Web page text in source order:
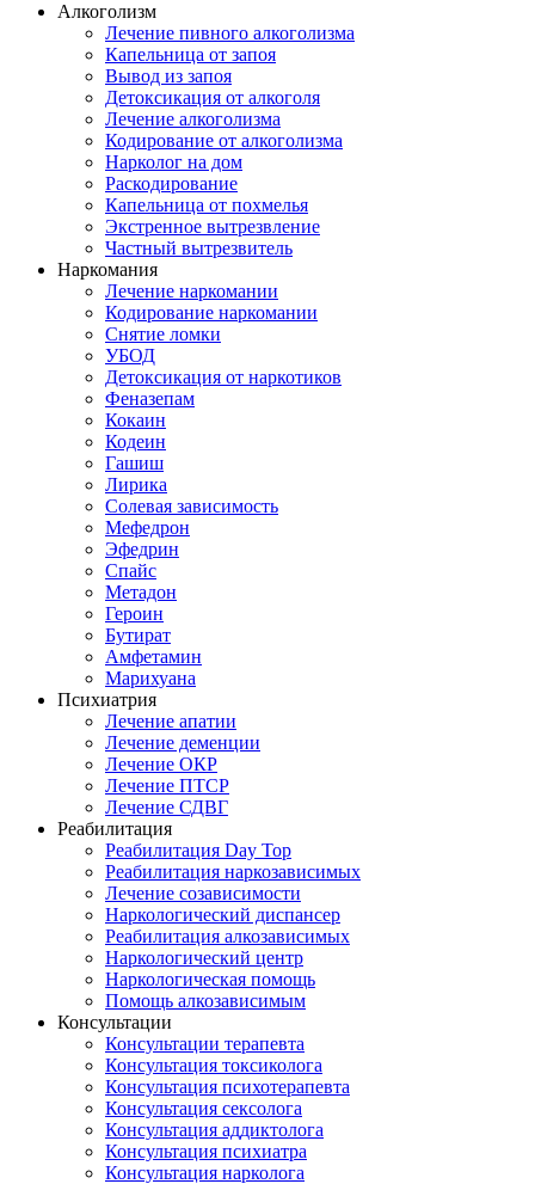
Алкоголизм
Лечение пивного алкоголизма
Капельница от запоя
Вывод из запоя
Детоксикация от алкоголя
Лечение алкоголизма
Кодирование от алкоголизма
Нарколог на дом
Раскодирование
Капельница от похмелья
Экстренное вытрезвление
Частный вытрезвитель
Наркомания
Лечение наркомании
Кодирование наркомании
Снятие ломки
УБОД
Детоксикация от наркотиков
Феназепам
Кокаин
Кодеин
Гашиш
Лирика
Солевая зависимость
Мефедрон
Эфедрин
Спайс
Метадон
Героин
Бутират
Амфетамин
Марихуана
Психиатрия
Лечение апатии
Лечение деменции
Лечение ОКР
Лечение ПТСР
Лечение СДВГ
Реабилитация
Реабилитация Day Top
Реабилитация наркозависимых
Лечение созависимости
Наркологический диспансер
Реабилитация алкозависимых
Наркологический центр
Наркологическая помощь
Помощь алкозависимым
Консультации
Консультации терапевта
Консультация токсиколога
Консультация психотерапевта
Консультация сексолога
Консультация аддиктолога
Консультация психиатра
Консультация нарколога